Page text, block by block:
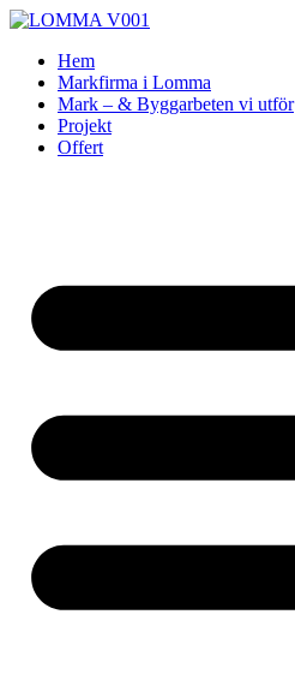
Skip
contentHem
Markfirma i Lomma
Mark – & Byggarbeten vi utför
Projekt
Offert